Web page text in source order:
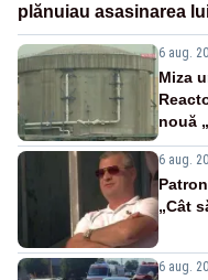
plănuiau asasinarea
6 aug.
Miza
nouă
6 aug.
„Cât
6 aug.